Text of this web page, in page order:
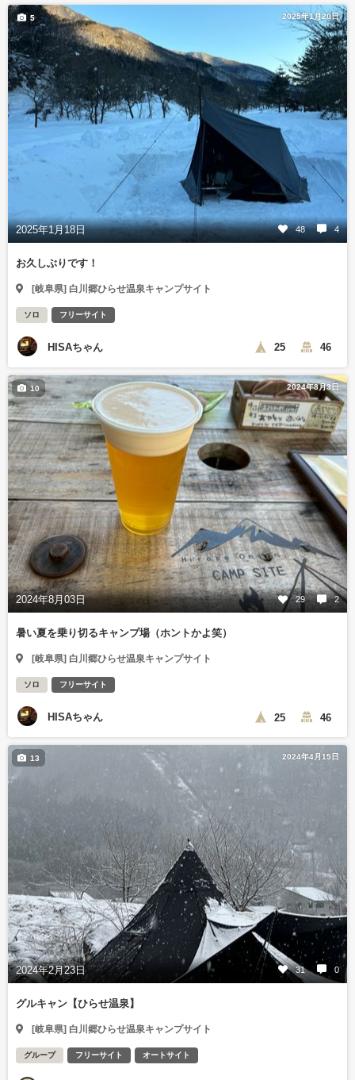
2025年1月20日
2025年1月18日 48 4
5
お久しぶりです！
[岐阜県] 白川郷ひらせ温泉キャンプサイト
ソロ フリーサイト
HISAちゃん 25 46
2024年8月3日
2024年8月03日 29 2
10
暑い夏を乗り切るキャンプ場（ホントかよ笑）
[岐阜県] 白川郷ひらせ温泉キャンプサイト
ソロ フリーサイト
HISAちゃん 25 46
2024年4月15日
2024年2月23日 31 0
13
グルキャン【ひらせ温泉】
[岐阜県] 白川郷ひらせ温泉キャンプサイト
グループ フリーサイト オートサイト